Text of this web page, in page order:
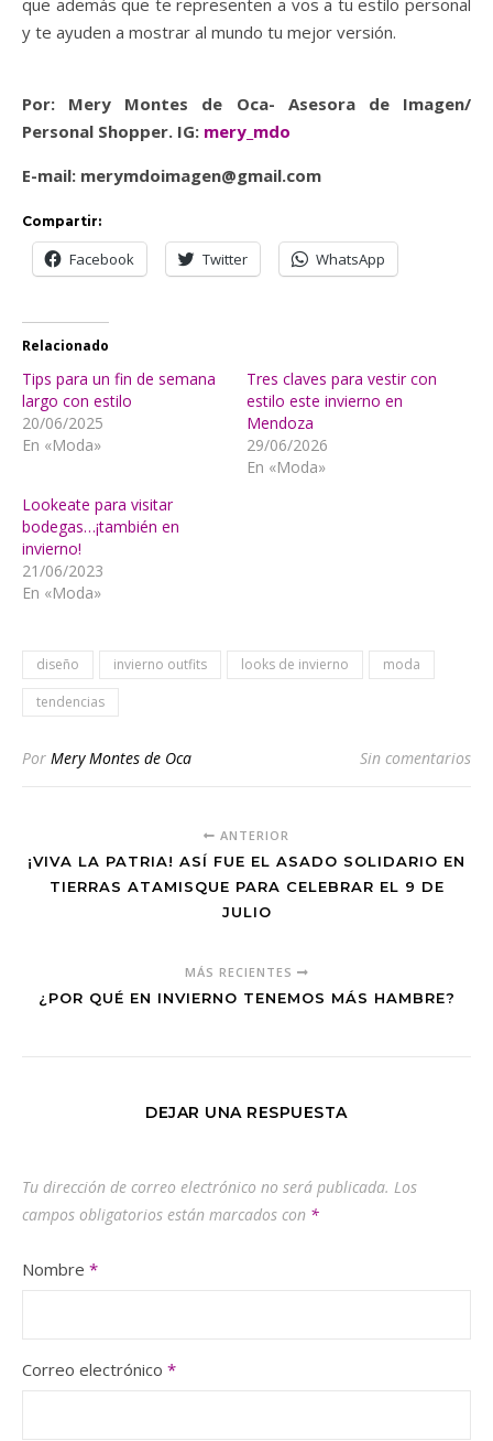
y te ayuden a mostrar al mundo tu mejor versión.
Por: Mery Montes de Oca- Asesora de Imagen/
Personal Shopper. IG: mery_mdo
E-mail: merymdoimagen@gmail.com
Compartir:
Facebook Twitter WhatsApp
Relacionado
Tips para un fin de semana
largo con estilo
20/06/2025
En «Moda»
Tres claves para vestir con
estilo este invierno en
Mendoza
29/06/2026
En «Moda»
Lookeate para visitar
bodegas…¡también en
invierno!
21/06/2023
En «Moda»
diseño invierno outfits looks de invierno
moda
tendencias
Por Mery Montes de Oca Sin comentarios
ANTERIOR
¡VIVA LA PATRIA! ASÍ FUE EL ASADO SOLIDARIO EN
TIERRAS ATAMISQUE PARA CELEBRAR EL 9 DE
JULIO
MÁS RECIENTES
¿POR QUÉ EN INVIERNO TENEMOS MÁS HAMBRE?
DEJAR UNA RESPUESTA
Tu dirección de correo electrónico no será publicada. Los
campos obligatorios están marcados con *
Nombre *
Correo electrónico *